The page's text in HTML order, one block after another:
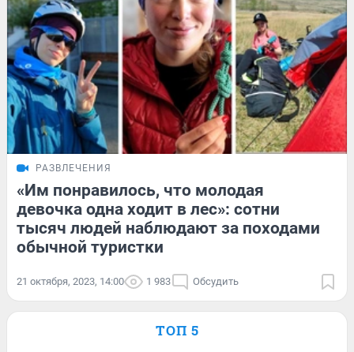
РАЗВЛЕЧЕНИЯ
«Им понравилось, что молодая
девочка одна ходит в лес»: сотни
тысяч людей наблюдают за походами
обычной туристки
21 октября, 2023, 14:00 1 983 Обсудить
ТОП 5